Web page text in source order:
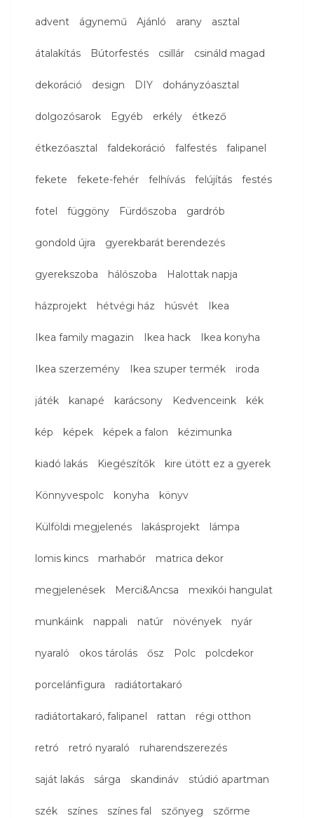
advent ágynemű Ajánló arany asztal
átalakítás Bútorfestés csillár csináld magad
dekoráció design DIY dohányzóasztal
dolgozósarok Egyéb erkély étkező
étkezőasztal faldekoráció falfestés falipanel
fekete fekete-fehér felhívás felújítás festés
fotel függöny Fürdőszoba gardrób
gondold újra gyerekbarát berendezés
gyerekszoba hálószoba Halottak napja
házprojekt hétvégi ház húsvét Ikea
Ikea family magazin Ikea hack Ikea konyha
Ikea szerzemény Ikea szuper termék iroda
játék kanapé karácsony Kedvenceink kék
kép képek képek a falon kézimunka
kiadó lakás Kiegészítők kire ütött ez a gyerek
Könnyvespolc konyha könyv
Külföldi megjelenés lakásprojekt lámpa
lomis kincs marhabőr matrica dekor
megjelenések Merci&Ancsa mexikói hangulat
munkáink nappali natúr növények nyár
nyaraló okos tárolás ősz Polc polcdekor
porcelánfigura radiátortakaró
radiátortakaró, falipanel rattan régi otthon
retró retró nyaraló ruharendszerezés
saját lakás sárga skandináv stúdió apartman
szék színes színes fal szőnyeg szőrme